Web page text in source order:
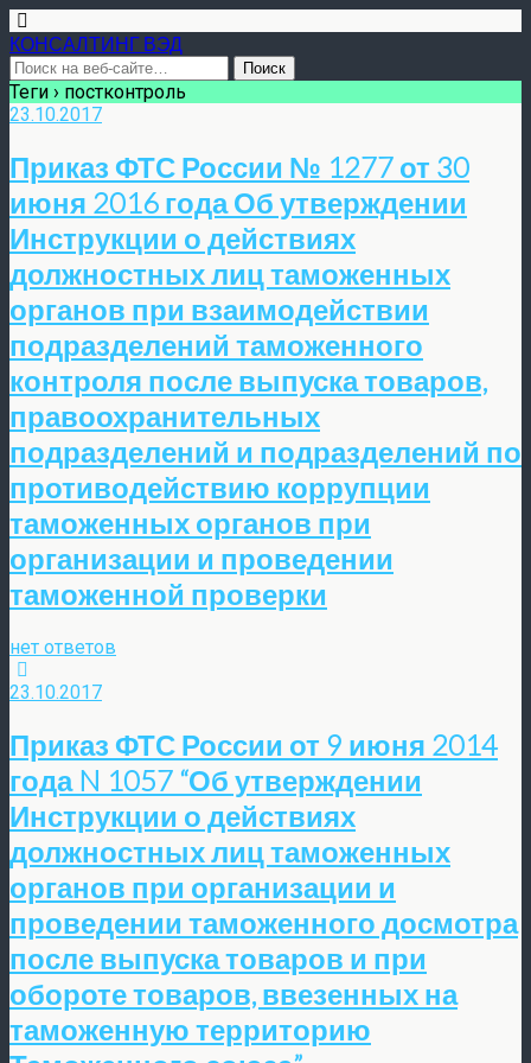
КОНСАЛТИНГ ВЭД
Теги › постконтроль
23.10.2017
Приказ ФТС России № 1277 от 30
июня 2016 года Об утверждении
Инструкции о действиях
должностных лиц таможенных
органов при взаимодействии
подразделений таможенного
контроля после выпуска товаров,
правоохранительных
подразделений и подразделений по
противодействию коррупции
таможенных органов при
организации и проведении
таможенной проверки
нет ответов
23.10.2017
Приказ ФТС России от 9 июня 2014
года N 1057 “Об утверждении
Инструкции о действиях
должностных лиц таможенных
органов при организации и
проведении таможенного досмотра
после выпуска товаров и при
обороте товаров, ввезенных на
таможенную территорию